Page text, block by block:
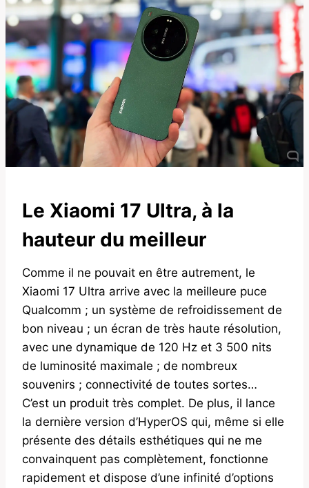
Le Xiaomi 17 Ultra, à la
hauteur du meilleur
Comme il ne pouvait en être autrement, le
Xiaomi 17 Ultra arrive avec la meilleure puce
Qualcomm ; un système de refroidissement de
bon niveau ; un écran de très haute résolution,
avec une dynamique de 120 Hz et 3 500 nits
de luminosité maximale ; de nombreux
souvenirs ; connectivité de toutes sortes…
C’est un produit très complet. De plus, il lance
la dernière version d’HyperOS qui, même si elle
présente des détails esthétiques qui ne me
convainquent pas complètement, fonctionne
rapidement et dispose d’une infinité d’options